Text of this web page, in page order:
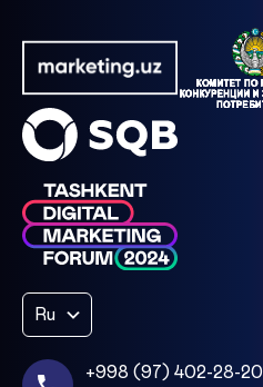
Ru
+998 (97) 402-28-20